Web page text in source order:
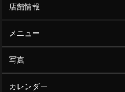
店舗情報
メニュー
写真
カレンダー